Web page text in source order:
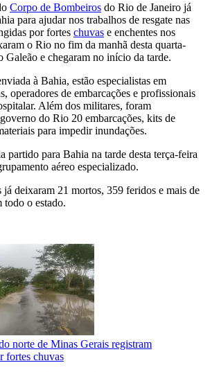
Corpo de Bombeiros do Rio de Janeiro já
para ajudar nos trabalhos de resgate nas
por fortes chuvas e enchentes nos
o Rio no fim da manhã desta quarta-
Galeão e chegaram no início da tarde.
à Bahia, estão especialistas em
operadores de embarcações e profissionais
Além dos militares, foram
do Rio 20 embarcações, kits de
para impedir inundações.
partido para Bahia na tarde desta terça-feira
aéreo especializado.
já deixaram 21 mortos, 359 feridos e mais de
todo o estado.
norte de Minas Gerais registram
fortes chuvas